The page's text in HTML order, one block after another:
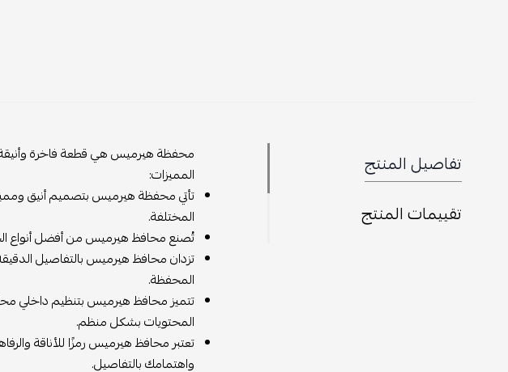
تفاصيل المنتج
تقييمات المنتج
محفظة هيرميس هي قطعة فاخرة وأنيقة
المميزات:
تأتي محفظة هيرميس بتصميم أنيق ومميز
المختلفة.
تُصنع محافظ هيرميس من أفضل أنواع
تزدان محافظ هيرميس بالتفاصيل
المحفظة.
تتميز محافظ هيرميس بتنظيم داخلي
المحتويات بشكل منظم.
تعتبر محافظ هيرميس رمزًا للأناقة
واهتمامك بالتفاصيل.